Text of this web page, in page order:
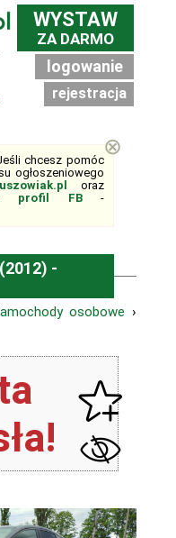
WYSTAW
ZA DARMO
logowanie
rejestracja
chcesz pomóc
ogłoszeniowego
oraz
profil FB-
⊗
-
osobowe ›